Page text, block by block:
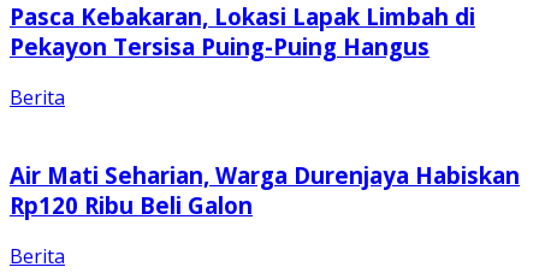
Pasca Kebakaran, Lokasi Lapak Limbah di
Pekayon Tersisa Puing-Puing Hangus
Berita
Air Mati Seharian, Warga Durenjaya Habiskan
Rp120 Ribu Beli Galon
Berita